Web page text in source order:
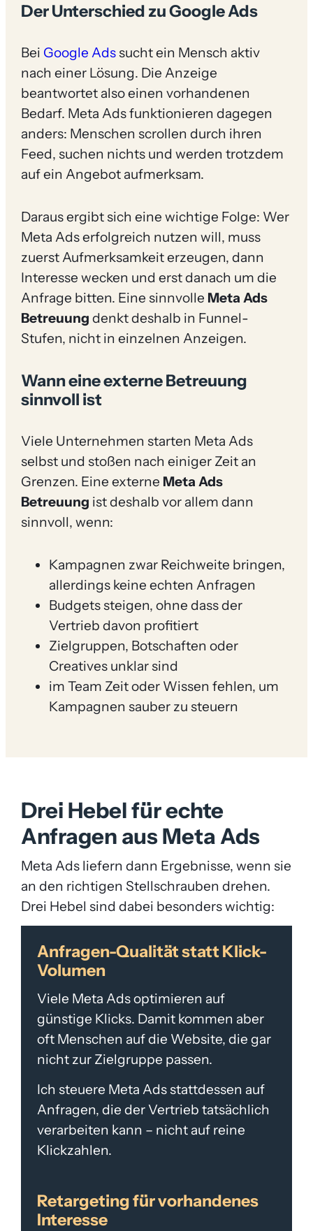
Der Unterschied zu Google Ads
Bei Google Adssucht ein Mensch aktiv
nach einer Lösung. Die Anzeige
beantwortet also einen vorhandenen
Bedarf. Meta Ads funktionieren dagegen
anders: Menschen scrollen durch ihren
Feed, suchen nichts und werden trotzdem
auf ein Angebot aufmerksam.
Daraus ergibt sich eine wichtige Folge: Wer
Meta Ads erfolgreich nutzen will, muss
zuerst Aufmerksamkeit erzeugen, dann
Interesse wecken und erst danach um die
Anfrage bitten. Eine sinnvolle Meta Ads
Betreuung denkt deshalb in Funnel-
Stufen, nicht in einzelnen Anzeigen.
Wann eine externe Betreuung
sinnvoll ist
Viele Unternehmen starten Meta Ads
selbst und stoßen nach einiger Zeit an
Grenzen. Eine externe Meta Ads
Betreuung ist deshalb vor allem dann
sinnvoll, wenn:
Kampagnen zwar Reichweite bringen,
allerdings keine echten Anfragen
Budgets steigen, ohne dass der
Vertrieb davon profitiert
Zielgruppen, Botschaften oder
Creatives unklar sind
im Team Zeit oder Wissen fehlen, um
Kampagnen sauber zu steuern
Drei Hebel für echte
Anfragen aus Meta Ads
Meta Ads liefern dann Ergebnisse, wenn sie
an den richtigen Stellschrauben drehen.
Drei Hebel sind dabei besonders wichtig:
Anfragen-Qualität statt Klick-
Volumen
Viele Meta Ads optimieren auf
günstige Klicks. Damit kommen aber
oft Menschen auf die Website, die gar
nicht zur Zielgruppe passen.
Ich steuere Meta Ads stattdessen auf
Anfragen, die der Vertrieb tatsächlich
verarbeiten kann – nicht auf reine
Klickzahlen.
Retargeting für vorhandenes
Interesse